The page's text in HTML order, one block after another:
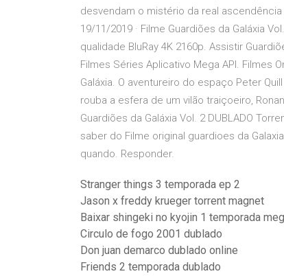
desvendam o mistério da real
19/11/2019 · Filme Guardiões da Galáxia
qualidade BluRay 4K 2160p. Assistir
Filmes Séries Aplicativo Mega API. Filmes
Galáxia. O aventureiro do espaço Peter
rouba a esfera de um vilão traiçoeiro,
Guardiões da Galáxia Vol. 2 DUBLADO
saber do Filme original guardioes da
quando. Responder.
Stranger things 3 temporada ep 2
Jason x freddy krueger torrent magnet
Baixar shingeki no kyojin 1 temporada
Circulo de fogo 2001 dublado
Don juan demarco dublado online
Friends 2 temporada dublado